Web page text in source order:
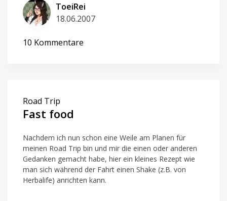
ToeiRei
18.06.2007
10 Kommentare
Road Trip
Fast food
Nachdem ich nun schon eine Weile am Planen für
meinen Road Trip bin und mir die einen oder anderen
Gedanken gemacht habe, hier ein kleines Rezept wie
man sich während der Fahrt einen Shake (z.B. von
Herbalife) anrichten kann.